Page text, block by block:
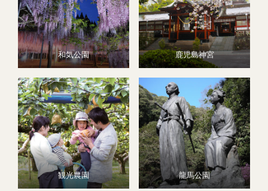
和気公園 鹿児島神宮
観光農園 龍馬公園